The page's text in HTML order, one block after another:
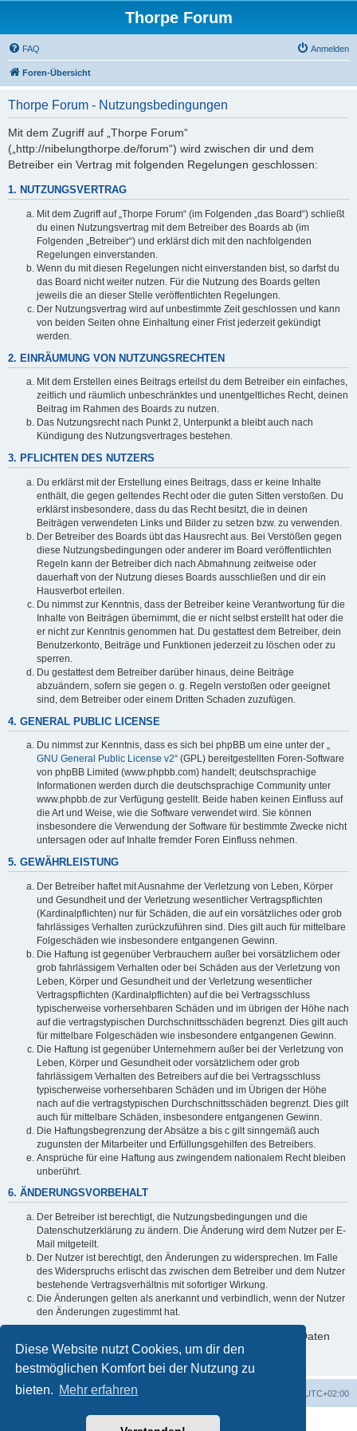
Diese Website nutzt Cookies, um dir den
bestmöglichen Komfort bei der Nutzung zu
bieten. Mehr erfahren
Thorpe Forum
FAQ Anmelden
Foren-Übersicht
Thorpe Forum - Nutzungsbedingungen
Mit dem Zugriff auf „Thorpe Forum“
(„http://nibelungthorpe.de/forum“) wird zwischen dir und dem
Betreiber ein Vertrag mit folgenden Regelungen geschlossen:
1. NUTZUNGSVERTRAG
Mit dem Zugriff auf „Thorpe Forum“ (im Folgenden „das Board“) schließt
du einen Nutzungsvertrag mit dem Betreiber des Boards ab (im
Folgenden „Betreiber“) und erklärst dich mit den nachfolgenden
Regelungen einverstanden.
Wenn du mit diesen Regelungen nicht einverstanden bist, so darfst du
das Board nicht weiter nutzen. Für die Nutzung des Boards gelten
jeweils die an dieser Stelle veröffentlichten Regelungen.
Der Nutzungsvertrag wird auf unbestimmte Zeit geschlossen und kann
von beiden Seiten ohne Einhaltung einer Frist jederzeit gekündigt
werden.
2. EINRÄUMUNG VON NUTZUNGSRECHTEN
Mit dem Erstellen eines Beitrags erteilst du dem Betreiber ein einfaches,
zeitlich und räumlich unbeschränktes und unentgeltliches Recht, deinen
Beitrag im Rahmen des Boards zu nutzen.
Das Nutzungsrecht nach Punkt 2, Unterpunkt a bleibt auch nach
Kündigung des Nutzungsvertrages bestehen.
3. PFLICHTEN DES NUTZERS
Du erklärst mit der Erstellung eines Beitrags, dass er keine Inhalte
enthält, die gegen geltendes Recht oder die guten Sitten verstoßen. Du
erklärst insbesondere, dass du das Recht besitzt, die in deinen
Beiträgen verwendeten Links und Bilder zu setzen bzw. zu verwenden.
Der Betreiber des Boards übt das Hausrecht aus. Bei Verstößen gegen
diese Nutzungsbedingungen oder anderer im Board veröffentlichten
Regeln kann der Betreiber dich nach Abmahnung zeitweise oder
dauerhaft von der Nutzung dieses Boards ausschließen und dir ein
Hausverbot erteilen.
Du nimmst zur Kenntnis, dass der Betreiber keine Verantwortung für die
Inhalte von Beiträgen übernimmt, die er nicht selbst erstellt hat oder die
er nicht zur Kenntnis genommen hat. Du gestattest dem Betreiber, dein
Benutzerkonto, Beiträge und Funktionen jederzeit zu löschen oder zu
sperren.
Du gestattest dem Betreiber darüber hinaus, deine Beiträge
abzuändern, sofern sie gegen o. g. Regeln verstoßen oder geeignet
sind, dem Betreiber oder einem Dritten Schaden zuzufügen.
4. GENERAL PUBLIC LICENSE
Du nimmst zur Kenntnis, dass es sich bei phpBB um eine unter der „
GNU General Public License v2“ (GPL) bereitgestellten Foren-Software
von phpBB Limited (www.phpbb.com) handelt; deutschsprachige
Informationen werden durch die deutschsprachige Community unter
www.phpbb.de zur Verfügung gestellt. Beide haben keinen Einfluss auf
die Art und Weise, wie die Software verwendet wird. Sie können
insbesondere die Verwendung der Software für bestimmte Zwecke nicht
untersagen oder auf Inhalte fremder Foren Einfluss nehmen.
5. GEWÄHRLEISTUNG
Der Betreiber haftet mit Ausnahme der Verletzung von Leben, Körper
und Gesundheit und der Verletzung wesentlicher Vertragspflichten
(Kardinalpflichten) nur für Schäden, die auf ein vorsätzliches oder grob
fahrlässiges Verhalten zurückzuführen sind. Dies gilt auch für mittelbare
Folgeschäden wie insbesondere entgangenen Gewinn.
Die Haftung ist gegenüber Verbrauchern außer bei vorsätzlichem oder
grob fahrlässigem Verhalten oder bei Schäden aus der Verletzung von
Leben, Körper und Gesundheit und der Verletzung wesentlicher
Vertragspflichten (Kardinalpflichten) auf die bei Vertragsschluss
typischerweise vorhersehbaren Schäden und im übrigen der Höhe nach
auf die vertragstypischen Durchschnittsschäden begrenzt. Dies gilt auch
für mittelbare Folgeschäden wie insbesondere entgangenen Gewinn.
Die Haftung ist gegenüber Unternehmern außer bei der Verletzung von
Leben, Körper und Gesundheit oder vorsätzlichem oder grob
fahrlässigem Verhalten des Betreibers auf die bei Vertragsschluss
typischerweise vorhersehbaren Schäden und im Übrigen der Höhe
nach auf die vertragstypischen Durchschnittsschäden begrenzt. Dies gilt
auch für mittelbare Schäden, insbesondere entgangenen Gewinn.
Die Haftungsbegrenzung der Absätze a bis c gilt sinngemäß auch
zugunsten der Mitarbeiter und Erfüllungsgehilfen des Betreibers.
Ansprüche für eine Haftung aus zwingendem nationalem Recht bleiben
unberührt.
6. ÄNDERUNGSVORBEHALT
Der Betreiber ist berechtigt, die Nutzungsbedingungen und die
Datenschutzerklärung zu ändern. Die Änderung wird dem Nutzer per E-
Mail mitgeteilt.
Der Nutzer ist berechtigt, den Änderungen zu widersprechen. Im Falle
des Widerspruchs erlischt das zwischen dem Betreiber und dem Nutzer
bestehende Vertragsverhältnis mit sofortiger Wirkung.
Die Änderungen gelten als anerkannt und verbindlich, wenn der Nutzer
den Änderungen zugestimmt hat.
Informationen über den Umgang mit deinen persönlichen Daten
sind in der Datenschutzerklärung enthalten.
Foren-Übersicht UTC+02:00